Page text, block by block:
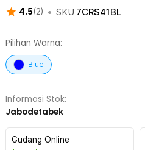
4.5(2) • SKU 7CRS41BL
Pilihan Warna:
Blue
Informasi Stok:
Jabodetabek
Gudang Online